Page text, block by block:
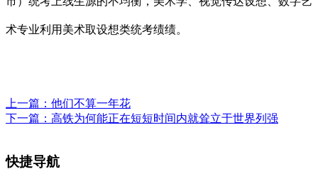
术专业利用美术取设想类统考绩绩。
上一篇： 他们不算一年花
下一篇： 高铁为何能正在短短时间内就耸立于世界列强
快捷导航